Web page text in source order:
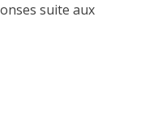
suite aux